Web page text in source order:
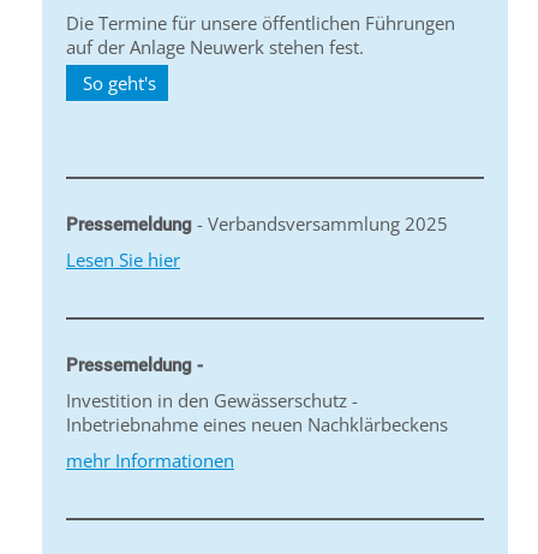
Die Termine für unsere öffentlichen Führungen
auf der Anlage Neuwerk stehen fest.
So geht's
Pressemeldung - Verbandsversammlung 2025
Lesen Sie hier
Pressemeldung -
Investition in den Gewässerschutz -
Inbetriebnahme eines neuen Nachklärbeckens
mehr Informationen